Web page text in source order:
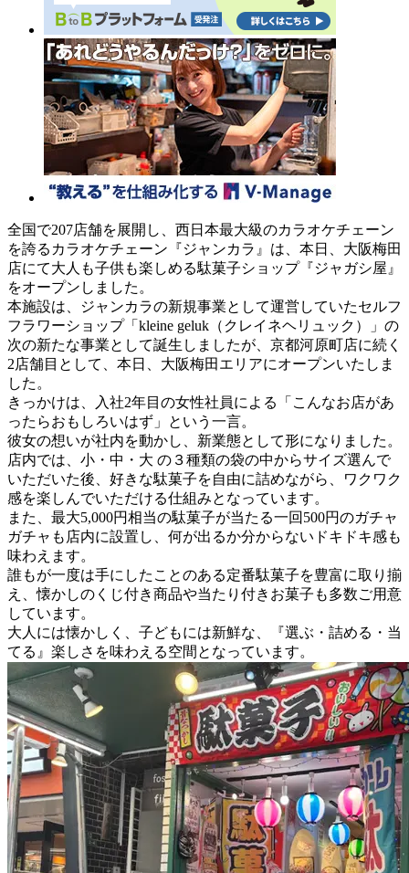
全国で207店舗を展開し、西日本最大級のカラオケチェーン
を誇るカラオケチェーン『ジャンカラ』は、本日、大阪梅田
店にて大人も子供も楽しめる駄菓子ショップ『ジャガシ屋』
をオープンしました。
本施設は、ジャンカラの新規事業として運営していたセルフ
フラワーショップ「kleine geluk（クレイネヘリュック）」の
次の新たな事業として誕生しましたが、京都河原町店に続く
2店舗目として、本日、大阪梅田エリアにオープンいたしま
した。
きっかけは、入社2年目の女性社員による「こんなお店があ
ったらおもしろいはず」という一言。
彼女の想いが社内を動かし、新業態として形になりました。
店内では、小・中・大 の３種類の袋の中からサイズ選んで
いただいた後、好きな駄菓子を自由に詰めながら、ワクワク
感を楽しんでいただける仕組みとなっています。
また、最大5,000円相当の駄菓子が当たる一回500円のガチャ
ガチャも店内に設置し、何が出るか分からないドキドキ感も
味わえます。
誰もが一度は手にしたことのある定番駄菓子を豊富に取り揃
え、懐かしのくじ付き商品や当たり付きお菓子も多数ご用意
しています。
大人には懐かしく、子どもには新鮮な、『選ぶ・詰める・当
てる』楽しさを味わえる空間となっています。